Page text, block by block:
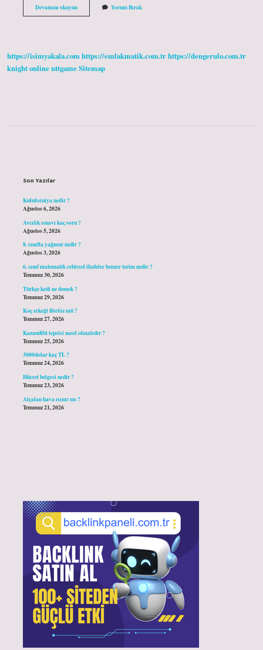
Devamını okuyunIos
Dosyası
Yorum Bırak
https://isimyakala.comhttps://emlakmatik.com.trhttps://dengerulo.com.tr
knight onlinenttgameSitemap
Son Yazılar
Kuluforniya nedir ?
Ağustos 6, 2026
Avcılık sınavı kaç soru ?
Ağustos 5, 2026
8. sınıfta yağmur nedir ?
Ağustos 3, 2026
6. sınıf matematik cebirsel ifadeler benzer terim nedir ?
Temmuz 30, 2026
Türkçe kedi ne demek ?
Temmuz 29, 2026
Koç erkeği flörtöz mü ?
Temmuz 27, 2026
Kazandibi tepsisi nasıl olmalıdır ?
Temmuz 25, 2026
3000dolar kaç TL ?
Temmuz 24, 2026
Hüccet belgesi nedir ?
Temmuz 23, 2026
Alçalan hava ısınır mı ?
Temmuz 21, 2026